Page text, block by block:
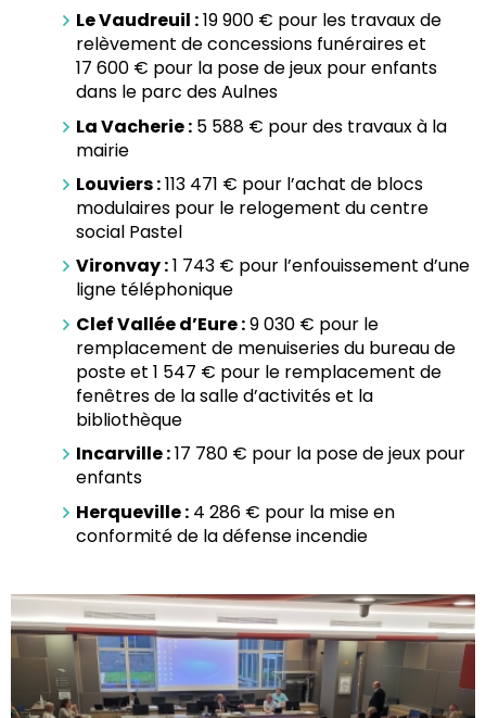
Le Vaudreuil :19 900 € pour les travaux de
relèvement de concessions funéraires et
17 600 € pour la pose de jeux pour enfants
dans le parc des Aulnes
La Vacherie : 5 588 € pour des travaux à la
mairie
Louviers :113 471 € pour l’achat de blocs
modulaires pour le relogement du centre
social Pastel
Vironvay :1 743 € pour l’enfouissement d’une
ligne téléphonique
Clef Vallée d’Eure :9 030 € pour le
remplacement de menuiseries du bureau de
poste et 1 547 € pour le remplacement de
fenêtres de la salle d’activités et la
bibliothèque
Incarville :17 780 € pour la pose de jeux pour
enfants
Herqueville : 4 286 € pour la mise en
conformité de la défense incendie